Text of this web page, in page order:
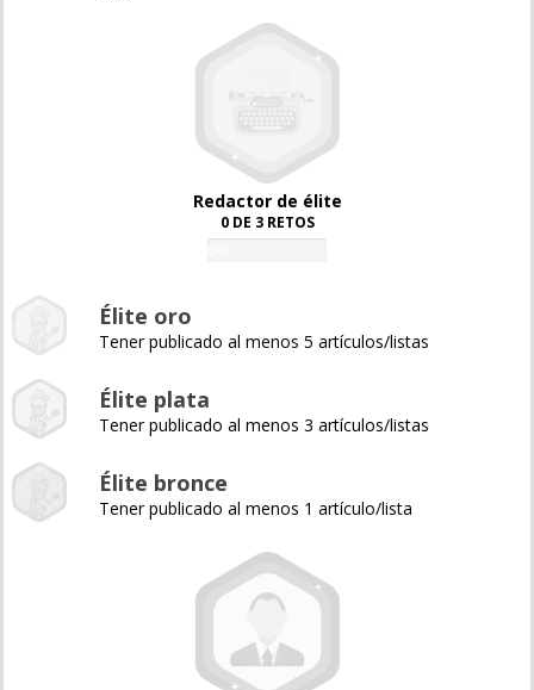
Redactor de élite
0 DE 3 RETOS
Élite oro
Tener publicado al menos 5 artículos/listas
Élite plata
Tener publicado al menos 3 artículos/listas
Élite bronce
Tener publicado al menos 1 artículo/lista